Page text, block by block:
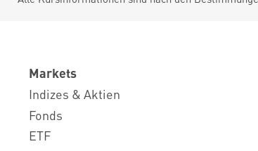
Markets
Indizes & Aktien
Fonds
ETF